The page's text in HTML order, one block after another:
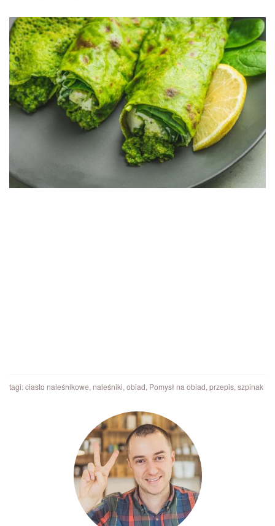
tagi:ciasto naleśnikowe, naleśniki, obiad, Pomysł na obiad, przepis, szpinak